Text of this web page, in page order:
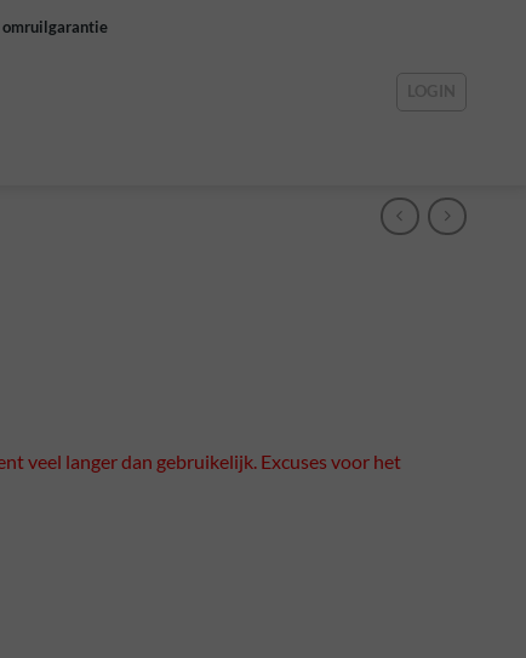
omruilgarantie
veel langer dan gebruikelijk. Excuses voor het